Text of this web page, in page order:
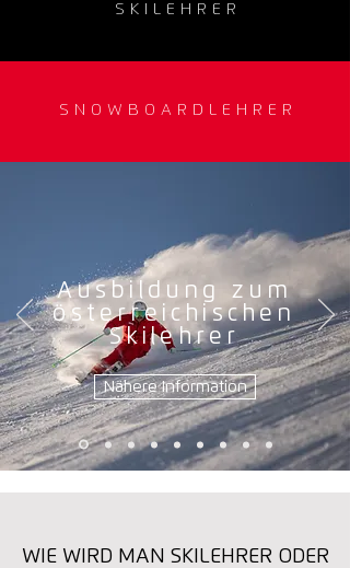
S K I L E H R E R
S N O W B O A R D L E H R E R
Ausbildung zum
österreichischen
Skilehrer
Nähere Information
WIE WIRD MAN SKILEHRER ODER